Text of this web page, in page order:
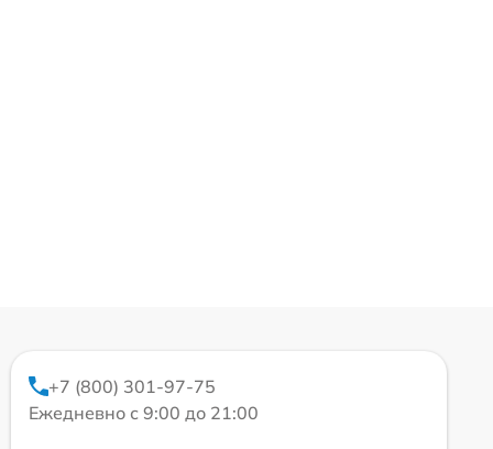
+7 (800) 301-97-75
Ежедневно с 9:00 до 21:00